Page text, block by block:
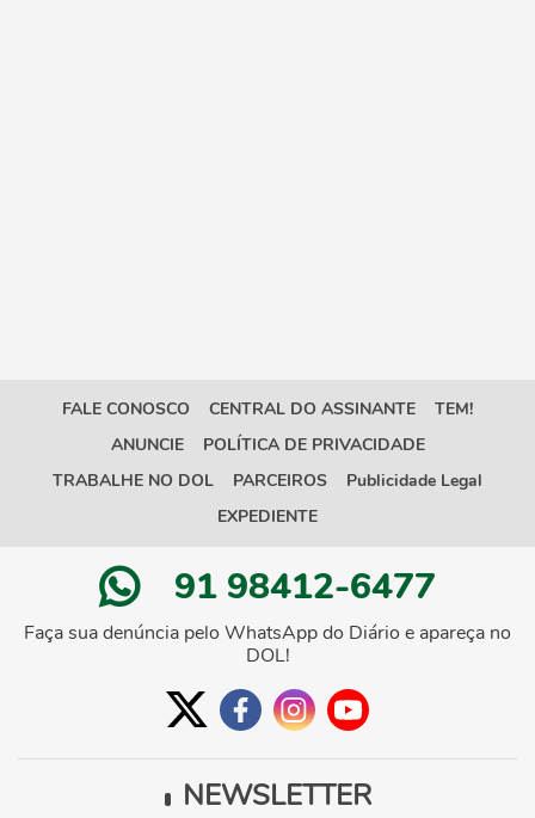
FALE CONOSCO CENTRAL DO ASSINANTE
TEM!
ANUNCIE
POLÍTICA DE PRIVACIDADE
TRABALHE NO DOL
PARCEIROS
Publicidade Legal
EXPEDIENTE
91 98412-6477
Faça sua denúncia pelo WhatsApp do Diário e apareça no
DOL!
NEWSLETTER